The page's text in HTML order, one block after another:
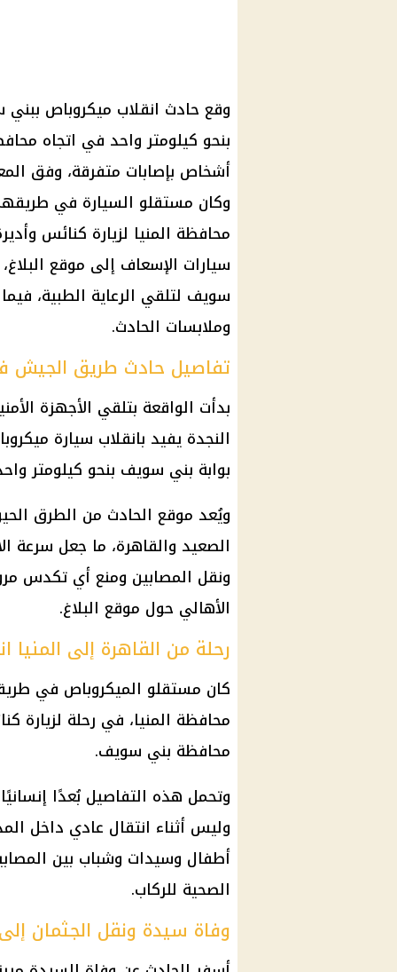
وقع حادث انقلاب ميكروباص
أشخاص بإصابات متفرقة، وفق
وكان مستقلو السيارة في
محافظة المنيا لزيارة كنائس
سيارات الإسعاف إلى موقع
سويف لتلقي الرعاية الطبية،
وملابسات الحادث.
تفاصيل حادث طريق
بدأت الواقعة بتلقي الأجهزة
النجدة يفيد بانقلاب سيارة
بوابة بني سويف بنحو كيلومتر
ويُعد موقع الحادث من الطرق
الصعيد والقاهرة، ما جعل سرعة
ونقل المصابين ومنع أي تكدس
الأهالي حول موقع البلاغ.
رحلة من القاهرة إلى المنيا
كان مستقلو الميكروباص في
محافظة المنيا، في رحلة لزيارة
محافظة بني سويف.
وتحمل هذه التفاصيل بُعدًا
وليس أثناء انتقال عادي داخل
أطفال وسيدات وشباب بين
الصحية للركاب.
وفاة سيدة ونقل الجثمان